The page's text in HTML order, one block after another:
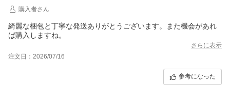
購入者さん
綺麗な梱包と丁寧な発送ありがとうございます。また機会があれ
ば購入しますね。
さらに表示
注文日：2026/07/16
参考になった